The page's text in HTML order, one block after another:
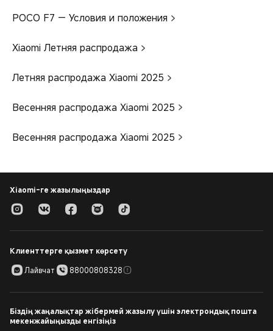
POCO F7 — Условия и положения
Xiaomi Летняя распродажа
Летняя распродажа Xiaomi 2025
Весенняя распродажа Xiaomi 2025
Весенняя распродажа Xiaomi 2025
Xiaomi-ге жазылыңыздар
Клиенттерге қызмет көрсету
Лайвчат
88000808328
Біздің жаңалықтар жібермей жазылу үшін электрондық пошта
мекенжайыңызды енгізіңіз